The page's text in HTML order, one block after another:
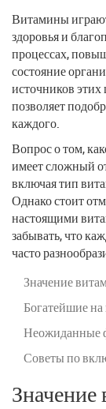
Витамины
здоровья и
процессах,
состояние
источников
позволяет
каждого.
Вопрос о том,
имеет сложный
включая тип
Однако стоит
настоящими
забывать, что
часто
Значение
Богатейшие
Неожиданные
Советы по
Значение